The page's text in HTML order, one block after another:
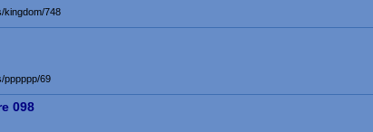
kingdom/748
pppppp/69
098